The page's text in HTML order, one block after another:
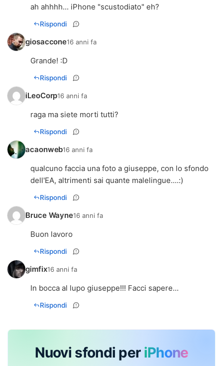
ah ahhhh... iPhone "scustodiato" eh?
Rispondi
giosaccone16 anni fa
Grande! :D
Rispondi
iLeoCorp16 anni fa
raga ma siete morti tutti?
Rispondi
acaonweb16 anni fa
qualcuno faccia una foto a giuseppe, con lo sfondo
dell'EA, altrimenti sai quante malelingue....:)
Rispondi
Bruce Wayne16 anni fa
Buon lavoro
Rispondi
gimfix16 anni fa
In bocca al lupo giuseppe!!! Facci sapere...
Rispondi
Nuovi sfondi per iPhone